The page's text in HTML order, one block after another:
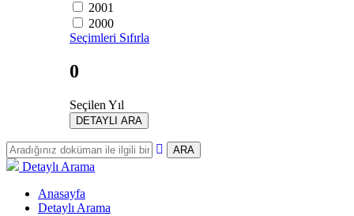
2001
2000
Seçimleri Sıfırla
0
Seçilen Yıl
DETAYLI ARA
ARA
Detaylı Arama
Anasayfa
Detaylı Arama